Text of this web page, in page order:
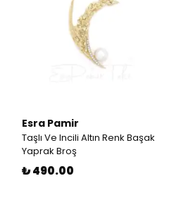
Esra Pamir
Taşlı Ve Incili Altın Renk Başak
Yaprak Broş
₺ 490.00